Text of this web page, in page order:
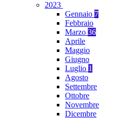
2023
Gennaio 7
Febbraio
Marzo 36
Aprile
Maggio
Giugno
Luglio 1
Agosto
Settembre
Ottobre
Novembre
Dicembre